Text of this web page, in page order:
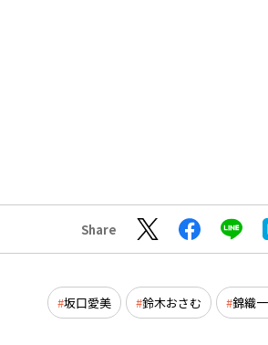
Share
坂口愛美 鈴木おさむ 錦織